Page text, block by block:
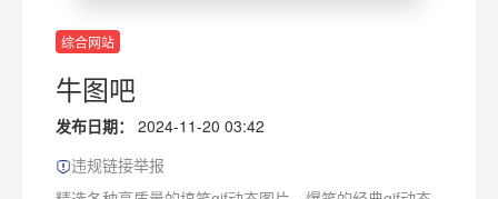
综合网站
牛图吧
发布日期：
2024-11-20 03:42
违规链接举报